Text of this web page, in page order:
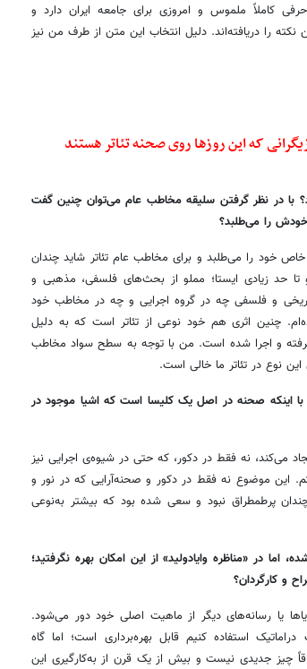
کاملاً ملموس و امروزی برای جامعه ایران دارد و
را دریافته‌اند. دلیل انتخاب این متن از طرف من نیز
که این روزها روی صحنه تئاتر هستند
با در نظر گرفتن سلیقه مخاطب عام می‌توان چنین گفت
را می‌طلبد؟
خود را می‌طلبد و برای مخاطب عام تئاتر شاید چندان
تا حد زیادی ایستا؛ مملو از بحث‌های فلسفی، مذهبی و
و فلسفی چه در گروه اجرایی و چه در مخاطب خود
چنین اثری هم خود نوعی از تئاتر است که به دلیل
و اجرا شده است. من با توجه به سطح سواد مخاطب
نوع در تئاتر ما خالی است.
اینکه صحنه در اصل یک کلیسا است که اشیا موجود در
می‌کند، نه فقط در دکور، که حتی در شیوه‌ی اجرایی نیز
موضوع نه فقط در دکور و صحنه‌آرایی که در نور و
پرطمطراق نبود و سعی شده بود که بیشتر به‌نوعی
در «مناظره وایادولید»‌ از این امکان بهره نگرفتید؛
و کارگردان؟
یا رسانه‌های دیگر از ماهیت اصلی خود دور می‌شود.
استفاده کنیم قابل بهره‌برداری است؛ اما گاه
چیز جدیدی نیست و بیش از یک قرن از به‌کارگیری این